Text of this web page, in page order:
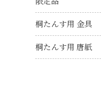
桐たんす用 金具
桐たんす用 唐紙